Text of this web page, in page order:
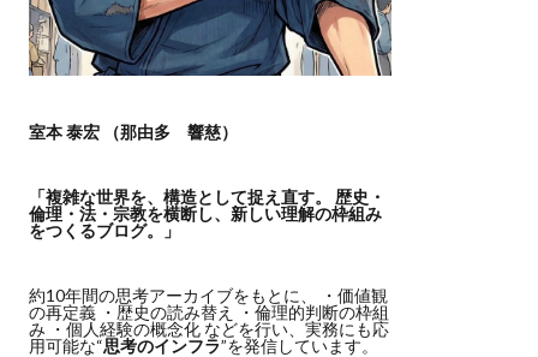
室本 泰宏 （那由多 響慈）
「複雑な世界を、構造として捉え直す。
歴史・
倫理・法・宗教を横断し、新しい理解の枠組み
をつくるブログ。」
約10年間の思考アーカイブをもとに、 ・価値観
の再定義 ・歴史の読み替え ・倫理的判断の枠組
み ・個人経験の概念化 などを行い、実務にも応
用可能な“思考のインフラ”を発信しています。